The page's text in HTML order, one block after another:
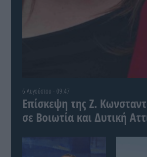
6 Αυγούστου - 09:47
Επίσκεψη της Ζ.
σε Βοιωτία και Δυτική